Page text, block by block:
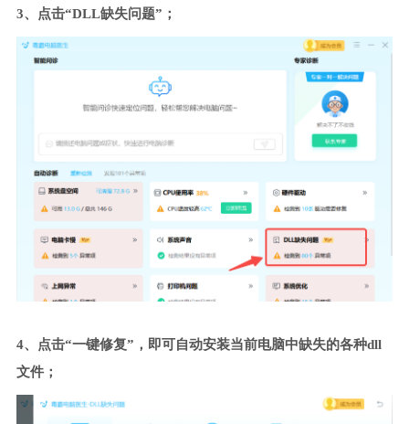
3、点击“DLL缺失问题”；
4、点击“一键修复”，即可自动安装当前电脑中缺失的各种dll
文件；